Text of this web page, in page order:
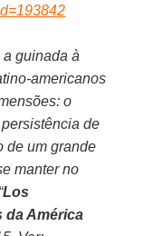
guinada à
americanos
o
de
de um grande
manter no
Los
da América